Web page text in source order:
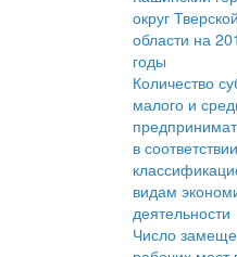
округ Тверской
области на
годы
Количество
малого и
в
видам
деятельности
Число